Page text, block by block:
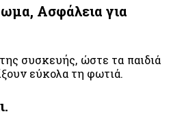
Ασφάλεια για
συσκευής, ώστε τα παιδιά
εύκολα τη φωτιά.